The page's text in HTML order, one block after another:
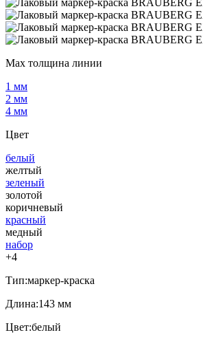
Мах толщина линии
1 мм
2 мм
4 мм
Цвет
белый
желтый
зеленый
золотой
коричневый
красный
медный
набор
+4
Тип:маркер-краска
Длина:143 мм
Цвет:белый